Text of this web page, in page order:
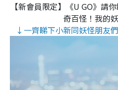
【新會員限定】《U GO》請
奇百怪！我的
↓一齊睇下小新同妖怪朋友